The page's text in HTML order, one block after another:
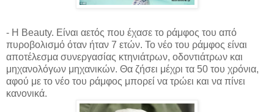
- H Beauty. Είναι αετός που έχασε το ράμφος του από
πυροβολισμό όταν ήταν 7 ετών. Το νέο του ράμφος είναι
αποτέλεσμα συνεργασίας κτηνιάτρων, οδοντιάτρων και
μηχανολόγων μηχανικών. Θα ζήσει μέχρι τα 50 του χρόνια,
αφού με το νέο του ράμφος μπορεί να τρώει και να πίνει
κανονικά.